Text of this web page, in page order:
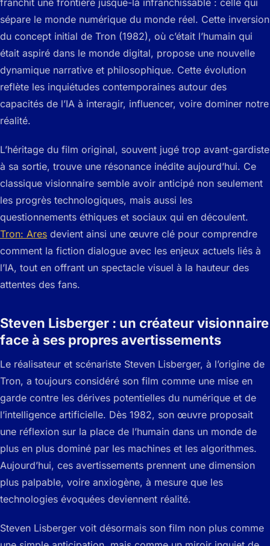
franchit une frontière jusque-là infranchissable : celle qui
sépare le monde numérique du monde réel. Cette inversion
du concept initial de Tron (1982), où c’était l’humain qui
était aspiré dans le monde digital, propose une nouvelle
dynamique narrative et philosophique. Cette évolution
reflète les inquiétudes contemporaines autour des
capacités de l’IA à interagir, influencer, voire dominer notre
réalité.
L’héritage du film original, souvent jugé trop avant-gardiste
à sa sortie, trouve une résonance inédite aujourd’hui. Ce
classique visionnaire semble avoir anticipé non seulement
les progrès technologiques, mais aussi les
questionnements éthiques et sociaux qui en découlent.
Tron: Ares devient ainsi une œuvre clé pour comprendre
comment la fiction dialogue avec les enjeux actuels liés à
l’IA, tout en offrant un spectacle visuel à la hauteur des
attentes des fans.
Steven Lisberger : un créateur visionnaire
face à ses propres avertissements
Le réalisateur et scénariste Steven Lisberger, à l’origine de
Tron, a toujours considéré son film comme une mise en
garde contre les dérives potentielles du numérique et de
l’intelligence artificielle. Dès 1982, son œuvre proposait
une réflexion sur la place de l’humain dans un monde de
plus en plus dominé par les machines et les algorithmes.
Aujourd’hui, ces avertissements prennent une dimension
plus palpable, voire anxiogène, à mesure que les
technologies évoquées deviennent réalité.
Steven Lisberger voit désormais son film non plus comme